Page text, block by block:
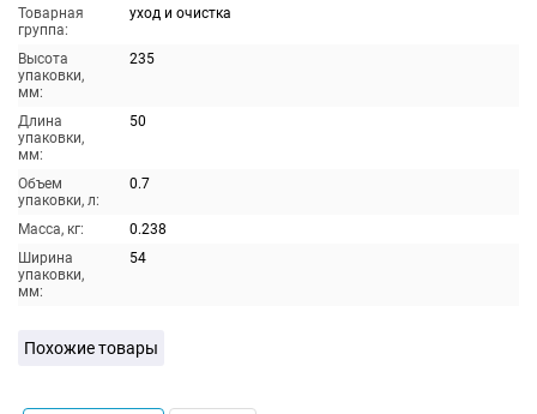
Товарная
группа:
уход и очистка
Высота
упаковки,
мм:
235
Длина
упаковки,
мм:
50
Объем
упаковки, л:
0.7
Масса, кг:
0.238
Ширина
упаковки,
мм:
54
Похожие товары